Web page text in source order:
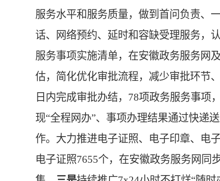
服务水平和服务质量，做到首问负责、
话、网络预约、延时和容缺受理服务，
服务事项实施清单，在安徽政务服务网
估， 简化优化审批流程，减少审批环节
日内完成审批办结，78项政务服务事项
现“全程网办”、事项办理结果通过快递
作。大力推进电子证照、电子印章、电
电子证照7655个，在安徽政务服务网同